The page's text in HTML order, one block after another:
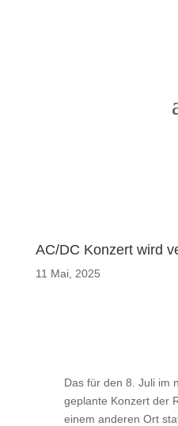
AC/DC Konzert wird
11 Mai, 2025
Das für den 8. Juli im
geplante Konzert der
einem anderen Ort